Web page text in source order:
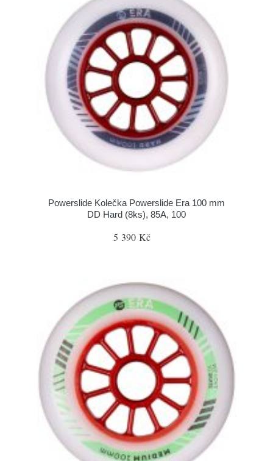
Powerslide Kolečka Powerslide Era 100 mm
DD Hard (8ks), 85A, 100
5 390 Kč